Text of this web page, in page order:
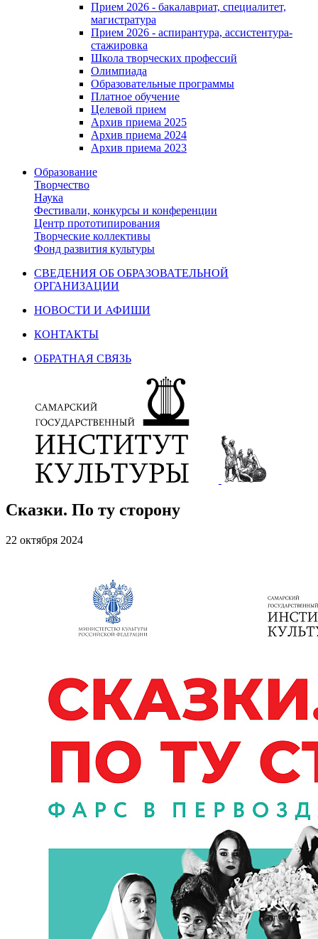
Прием 2026 - бакалавриат, специалитет,
магистратура
Прием 2026 - аспирантура, ассистентура-
стажировка
Школа творческих профессий
Олимпиада
Образовательные программы
Платное обучение
Целевой прием
Архив приема 2025
Архив приема 2024
Архив приема 2023
Образование
Творчество
Наука
Фестивали, конкурсы и конференции
Центр прототипирования
Творческие коллективы
Фонд развития культуры
СВЕДЕНИЯ ОБ ОБРАЗОВАТЕЛЬНОЙ
ОРГАНИЗАЦИИ
НОВОСТИ И АФИШИ
КОНТАКТЫ
ОБРАТНАЯ СВЯЗЬ
Сказки. По ту сторону
22 октября 2024